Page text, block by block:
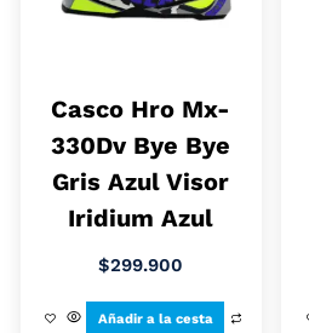
Casco Hro Mx-
330Dv Bye Bye
Gris Azul Visor
Iridium Azul
$299.900
Añadir a la cesta